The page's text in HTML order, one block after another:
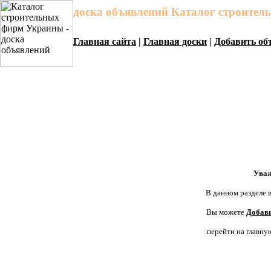
доска объявлений Каталог
Главная сайта | Главная доски | Добавить
В данном разделе
Вы можете
перейти на